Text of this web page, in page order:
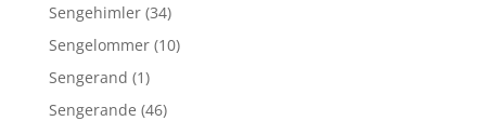
Sengehimler (34)
Sengelommer (10)
Sengerand (1)
Sengerande (46)